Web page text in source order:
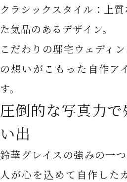
クラシックスタイル： 上
た気品のあるデザイン。
こだわりの邸宅ウェディ
の想いがこもった自作ア
す。
圧倒的な写真力
い出
鈴華グレイスの強みの一
人が心を込めて自作した